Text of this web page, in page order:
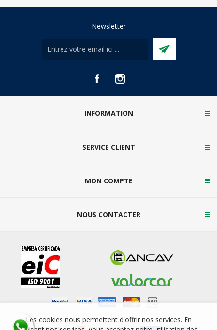
Newsletter
INFORMATION
SERVICE CLIENT
MON COMPTE
NOUS CONTACTER
Les cookies nous permettent d'offrir nos services. En